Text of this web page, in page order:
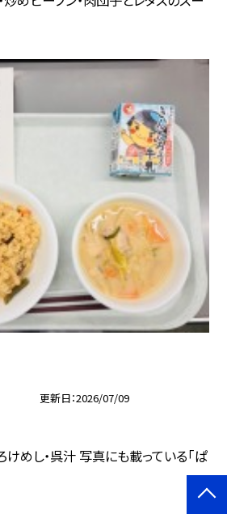
更新日 2026/07/09
けめし・呉汁 写真にも載っている「ぱ